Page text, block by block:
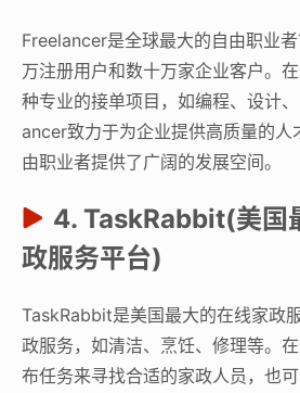
Freelancer是全球最大的自由职业
万注册用户和数十万家企业客户。
种专业的接单项目，如编程、设计
ancer致力于为企业提供高质量的人
由职业者提供了广阔的发展空间。
4. TaskRabbit(美国
政服务平台)
TaskRabbit是美国最大的在线家政
政服务，如清洁、烹饪、修理等。
布任务来寻找合适的家政人员，也